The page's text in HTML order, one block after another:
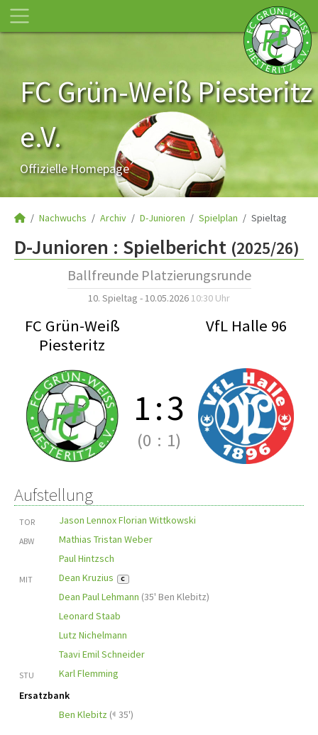
FC Grün-Weiß Piesteritz
e.V.
Offizielle Homepage
Nachwuchs Archiv D-Junioren Spielplan Spieltag
D-Junioren : Spielbericht (2025/26)
Ballfreunde Platzierungsrunde
10. Spieltag - 10.05.2026 10:30 Uhr
FC Grün-Weiß
Piesteritz
VfL Halle 96
1:3
(0 : 1)
Aufstellung
TOR Jason Lennox Florian Wittkowski
ABW
Mathias Tristan Weber
Paul Hintzsch
MIT Dean Kruzius C
Dean Paul Lehmann (35' Ben Klebitz)
Leonard Staab
Lutz Nichelmann
Taavi Emil Schneider
STU
Karl Flemming
Ersatzbank
Ben Klebitz ( 35')